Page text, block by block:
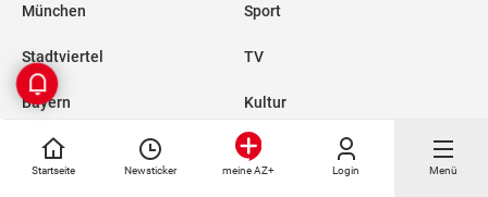
Startseite Newsticker meine AZ+ Login Menü
München
Stadtviertel
Bayern
FC Bayern
Sport
TV
Kultur
Reise